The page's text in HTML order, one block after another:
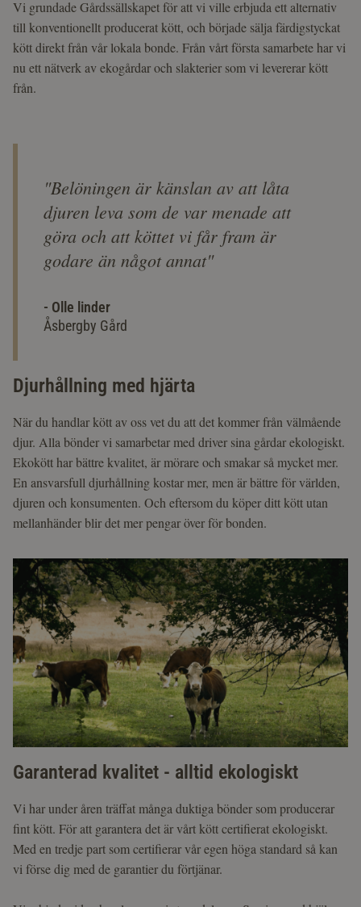
Vi grundade Gårdssällskapet för att vi ville erbjuda ett alternativ
till konventionellt producerat kött, och började sälja färdigstyckat
kött direkt från vår lokala bonde. Från vårt första samarbete har vi
nu ett nätverk av ekogårdar och slakterier som vi levererar kött
från.
"Belöningen är känslan av att låta
djuren leva som de var menade att
göra och att köttet vi får fram är
godare än något annat"
- Olle linder
Åsbergby Gård
Djurhållning med hjärta
När du handlar kött av oss vet du att det kommer från välmående
djur. Alla bönder vi samarbetar med driver sina gårdar ekologiskt.
Ekokött har bättre kvalitet, är mörare och smakar så mycket mer.
En ansvarsfull djurhållning kostar mer, men är bättre för världen,
djuren och konsumenten. Och eftersom du köper ditt kött utan
mellanhänder blir det mer pengar över för bonden.
Garanterad kvalitet - alltid ekologiskt
Vi har under åren träffat många duktiga bönder som producerar
fint kött. För att garantera det är vårt kött certifierat ekologiskt.
Med en tredje part som certifierar vår egen höga standard så kan
vi förse dig med de garantier du förtjänar.